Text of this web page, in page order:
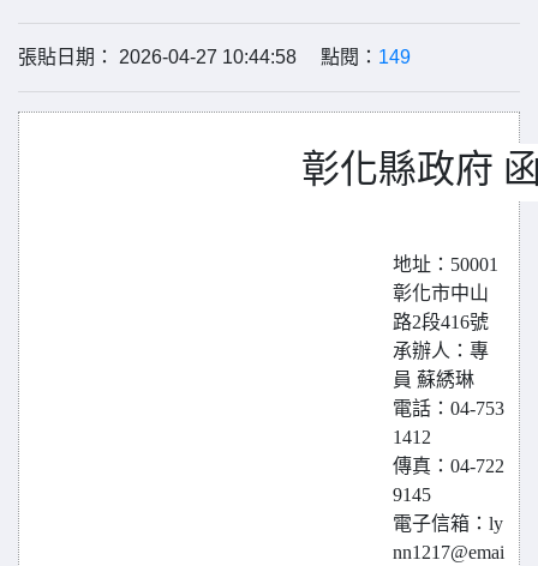
張貼日期： 2026-04-27 10:44:58 點閱： 149
彰化縣政府
地址：50001
彰化市中山
路2段416號
承辦人：專
員 蘇綉琳
電話：04-753
1412
傳真：04-722
9145
電子信箱：ly
nn1217@emai